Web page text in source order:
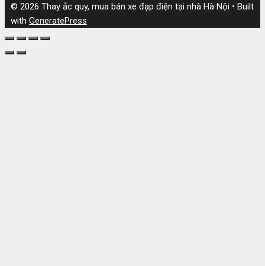
© 2026 Thay ắc quy, mua bán xe đạp điện tại nhà Hà Nội • Built
with GeneratePress